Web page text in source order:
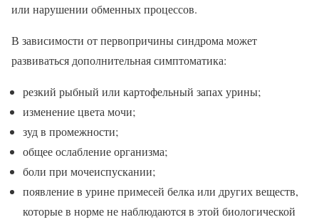
или нарушении обменных процессов.
В зависимости от первопричины синдрома может
развиваться дополнительная симптоматика:
резкий рыбный или картофельный запах урины;
изменение цвета мочи;
зуд в промежности;
общее ослабление организма;
боли при мочеиспускании;
появление в урине примесей белка или других веществ,
которые в норме не наблюдаются в этой биологической